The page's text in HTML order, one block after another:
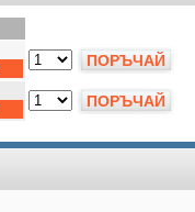
ПОРЪЧАЙ
ПОРЪЧАЙ